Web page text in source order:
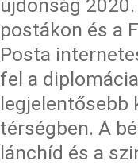
újdonság
postákon és a
Posta
fel a
legjelentősebb
térségben. A
lánchíd és a